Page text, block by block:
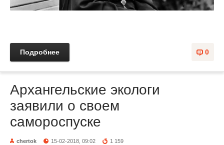
0
Подробнее
Архангельские экологи
заявили о своем
самороспуске
chertok 15-02-2018, 09:02 1 159